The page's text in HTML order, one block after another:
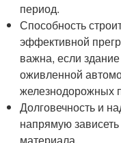
период.
Способность
эффективной
важна, если
оживленной
железнодорожных
Долговечность и
напрямую